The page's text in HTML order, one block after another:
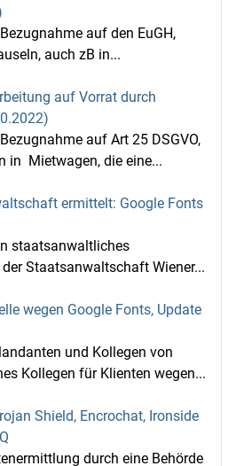
auf den EuGH,
auch zB in...
auf Vorrat durch
auf Art 25 DSGVO,
in Mietwagen, die eine...
ermittelt: Google Fonts
staatsanwaltliches
Staatsanwaltschaft Wiener...
wegen Google Fonts, Update
und Kollegen von
Kollegen für Klienten wegen...
Shield, Encrochat, Ironside
durch eine Behörde